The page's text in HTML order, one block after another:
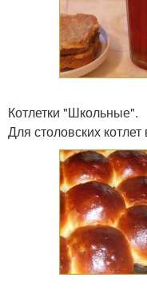
Котлетки "Школьные".
Для столовских